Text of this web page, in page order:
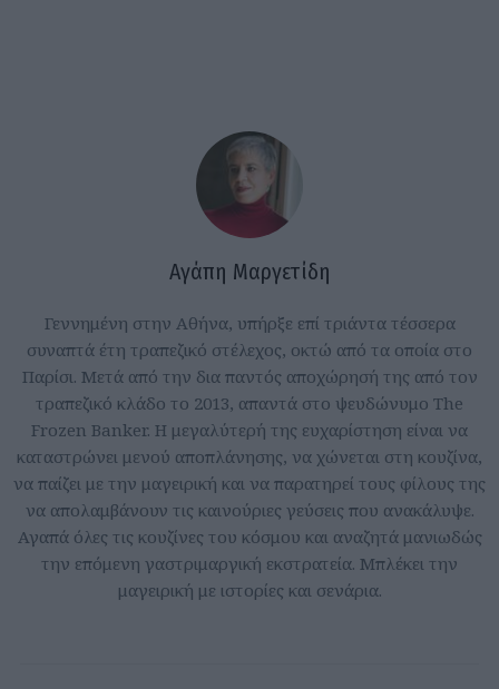
Αγάπη Μαργετίδη
Γεννημένη στην Αθήνα, υπήρξε επί τριάντα τέσσερα
συναπτά έτη τραπεζικό στέλεχος, οκτώ από τα οποία στο
Παρίσι. Μετά από την δια παντός αποχώρησή της από τον
τραπεζικό κλάδο το 2013, απαντά στο ψευδώνυμο The
Frozen Banker. Η μεγαλύτερή της ευχαρίστηση είναι να
καταστρώνει μενού αποπλάνησης, να χώνεται στη κουζίνα,
να παίζει με την μαγειρική και να παρατηρεί τους φίλους της
να απολαμβάνουν τις καινούριες γεύσεις που ανακάλυψε.
Αγαπά όλες τις κουζίνες του κόσμου και αναζητά μανιωδώς
την επόμενη γαστριμαργική εκστρατεία. Μπλέκει την
μαγειρική με ιστορίες και σενάρια.